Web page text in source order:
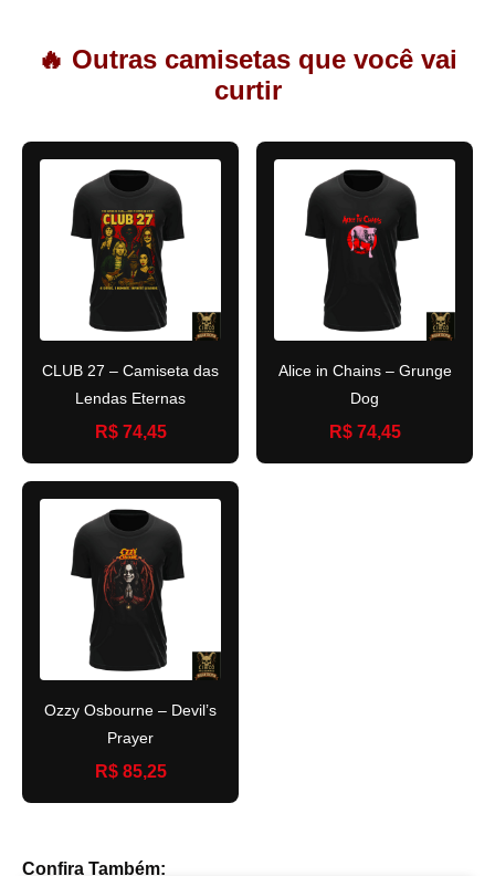
🔥 Outras camisetas que você vai
curtir
CLUB 27 – Camiseta das
Lendas Eternas
R$ 74,45
Alice in Chains – Grunge
Dog
R$ 74,45
Ozzy Osbourne – Devil’s
Prayer
R$ 85,25
Confira Também: